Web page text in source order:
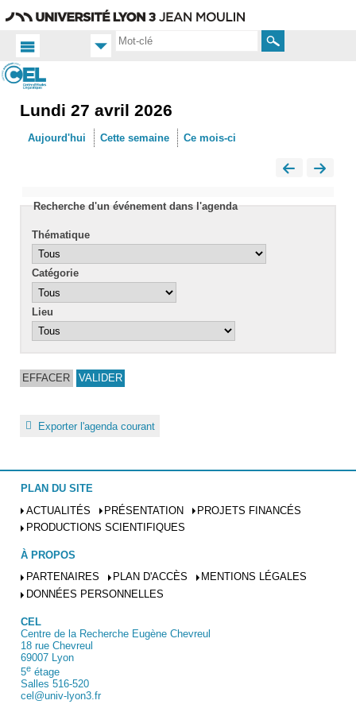
Rechercher
Accueil
Lundi 27 avril 2026
Aujourd'hui Cette semaine Ce mois-ci
Recherche d'un événement dans l'agenda
Thématique
Catégorie
Lieu
Exporter l'agenda courant
PLAN DU SITE
ACTUALITÉS
PRÉSENTATION
PROJETS FINANCÉS
PRODUCTIONS SCIENTIFIQUES
À PROPOS
PARTENAIRES
PLAN D'ACCÈS
MENTIONS LÉGALES
DONNÉES PERSONNELLES
CEL
Centre de la Recherche Eugène Chevreul
18 rue Chevreul
69007 Lyon
5e étage
Salles 516-520
cel@univ-lyon3.fr